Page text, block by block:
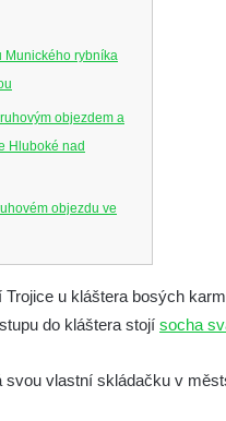
Munického rybníka
objezdem a
Hluboké nad
objezdu ve
ZOO Hluboká
Hluboká
Hluboká
v ZOO Hluboká
u kláštera bosých
do kláštera stojí socha
svou vlastní skládačku v